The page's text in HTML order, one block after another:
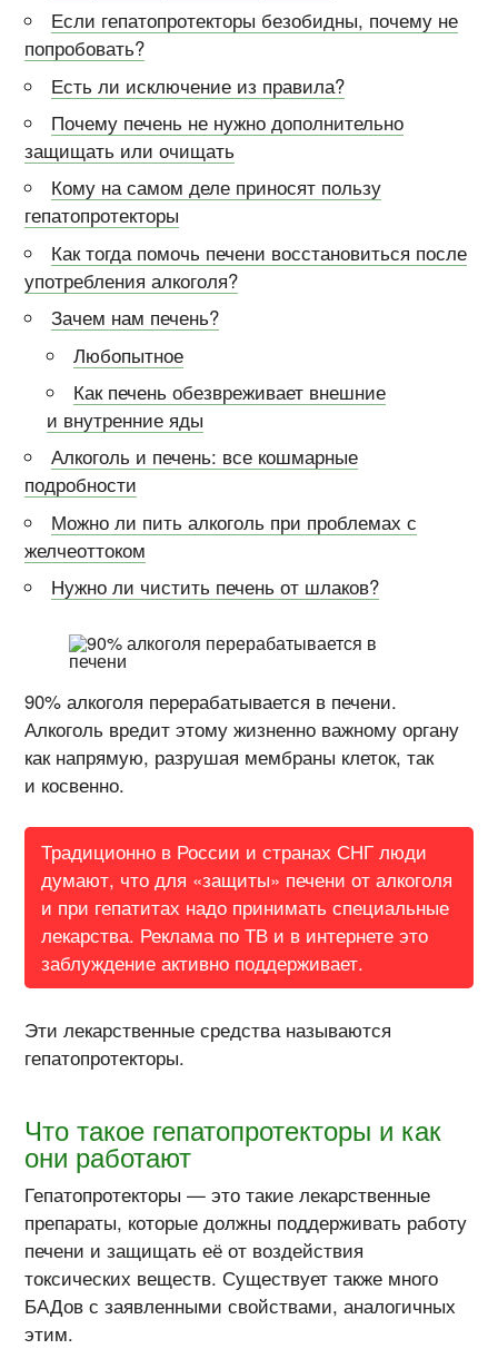
Если гепатопротекторы безобидны, почему не
попробовать?
Есть ли исключение из правила?
Почему печень не нужно дополнительно
защищать или очищать
Кому на самом деле приносят пользу
гепатопротекторы
Как тогда помочь печени восстановиться после
употребления алкоголя?
Зачем нам печень?
Любопытное
Как печень обезвреживает внешние
и внутренние яды
Алкоголь и печень: все кошмарные
подробности
Можно ли пить алкоголь при проблемах с
желчеоттоком
Нужно ли чистить печень от шлаков?
90% алкоголя перерабатывается в печени.
Алкоголь вредит этому жизненно важному органу
как напрямую, разрушая мембраны клеток, так
и косвенно.
Традиционно в России и странах СНГ люди
думают, что для «защиты» печени от алкоголя
и при гепатитах надо принимать специальные
лекарства. Реклама по ТВ и в интернете это
заблуждение активно поддерживает.
Эти лекарственные средства называются
гепатопротекторы.
Что такое гепатопротекторы и как
они работают
Гепатопротекторы — это такие лекарственные
препараты, которые должны поддерживать работу
печени и защищать её от воздействия
токсических веществ. Существует также много
БАДов с заявленными свойствами, аналогичных
этим.